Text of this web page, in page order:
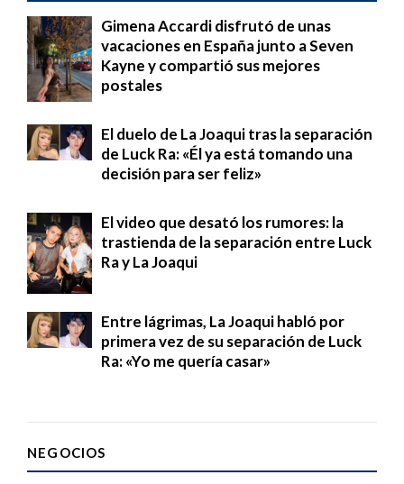
Gimena Accardi disfrutó de unas
vacaciones en España junto a Seven
Kayne y compartió sus mejores
postales
El duelo de La Joaqui tras la separación
de Luck Ra: «Él ya está tomando una
decisión para ser feliz»
El video que desató los rumores: la
trastienda de la separación entre Luck
Ra y La Joaqui
Entre lágrimas, La Joaqui habló por
primera vez de su separación de Luck
Ra: «Yo me quería casar»
NEGOCIOS